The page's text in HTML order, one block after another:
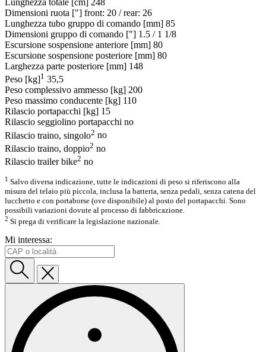
Lunghezza totale [cm] 248
Dimensioni ruota ["] front: 20 / rear: 26
Lunghezza tubo gruppo di comando [mm] 85
Dimensioni gruppo di comando ["] 1.5 / 1 1/8
Escursione sospensione anteriore [mm] 80
Escursione sospensione posteriore [mm] 80
Larghezza parte posteriore [mm] 148
Peso [kg]1 35,5
Peso complessivo ammesso [kg] 200
Peso massimo conducente [kg] 110
Rilascio portapacchi [kg] 15
Rilascio seggiolino portapacchi no
Rilascio traino, singolo2 no
Rilascio traino, doppio2 no
Rilascio trailer bike2 no
1 Salvo diversa indicazione, tutte le indicazioni di peso si riferiscono alla
misura del telaio più piccola, inclusa la batteria, senza pedali, senza catena del
lucchetto e con portaborse (ove disponibile) al posto del portapacchi. Sono
possibili variazioni dovute al processo di fabbricazione.
2 Si prega di verificare la legislazione nazionale.
Mi interessa: